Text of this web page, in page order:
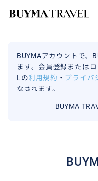
BUYMAアカウントで、
ます。会員登録または
Lの利用規約 ・ プライバ
なされます。
BUYMA